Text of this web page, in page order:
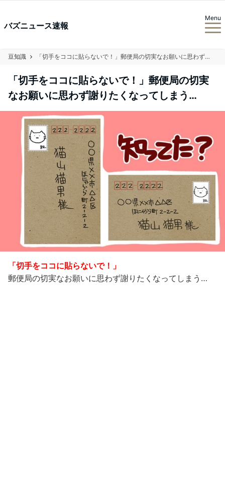
バズニュース速報
Menu
豆知識 「切手をココに貼らないで！」郵便局の切実なお願いに思わず謝りたくなってしまう…
「切手をココに貼らないで！」郵便局の切実
なお願いに思わず謝りたくなってしまう…
「切手をココに貼らないで！」
郵便局の切実なお願いに思わず謝りたくなってしまう…